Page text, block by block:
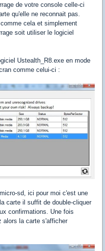
de votre console celle-ci
qu'elle ne reconnait pas.
cela et simplement
soit utiliser le logiciel
Ustealth_R8.exe en mode
comme celui-ci :
sd, ici pour moi c'est une
carte il suffit de double-cliquer
confirmations. Une fois
alors la carte s'afficher